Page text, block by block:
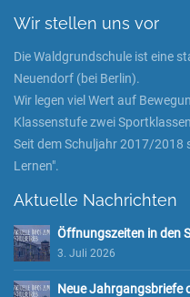
Wir stellen uns vor
Die Waldgrundschule ist eine
Neuendorf (bei Berlin).
Wir legen viel Wert auf
Klassenstufe zwei
Seit dem Schuljahr 2017/2018
Lernen".
Aktuelle Nachrichten
Öffnungszeiten in den
3. Juli 2026
Neue Jahrgangsbriefe